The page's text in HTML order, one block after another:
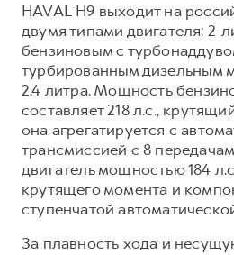
HAVAL H9 выходит на
двумя типами двигателя: 2-
бензиновым с
турбированным дизельным
2.4 литра. Мощность
составляет 218 л.с.,
она агрегатируется с
трансмиссией с 8
двигатель мощностью 184
крутящего момента и
ступенчатой
За плавность хода и